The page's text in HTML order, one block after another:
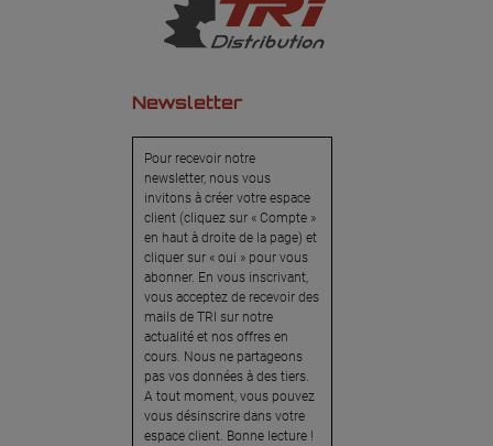
Newsletter
Pour recevoir notre
newsletter, nous vous
invitons à créer votre espace
client (cliquez sur « Compte »
en haut à droite de la page) et
cliquer sur « oui » pour vous
abonner. En vous inscrivant,
vous acceptez de recevoir des
mails de TRI sur notre
actualité et nos offres en
cours. Nous ne partageons
pas vos données à des tiers.
A tout moment, vous pouvez
vous désinscrire dans votre
espace client. Bonne lecture !